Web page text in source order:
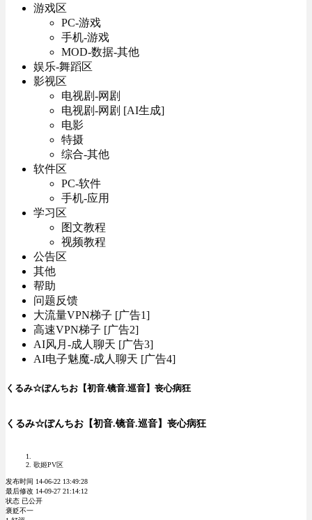
游戏区
PC-游戏
手机-游戏
MOD-数据-其他
娱乐-舞蹈区
影视区
电视剧-网剧
电视剧-网剧 [AI生成]
电影
特摄
综合-其他
软件区
PC-软件
手机-应用
学习区
图文教程
视频教程
公告区
其他
帮助
问题反馈
大流量VPN梯子 [广告1]
高速VPN梯子 [广告2]
AI风月-成人聊天 [广告3]
AI电子魅魔-成人聊天 [广告4]
くるみ☆ぽんちお【初音.镜音.巡音】丧心病狂
くるみ☆ぽんちお【初音.镜音.巡音】丧心病狂
歌姬PV区
发布时间 14-06-22 13:49:28
最后修改 14-09-27 21:14:12
状态 已公开
褒贬不一